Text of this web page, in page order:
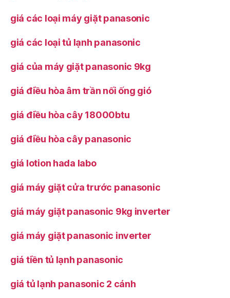
giá các loại máy giặt panasonic
giá các loại tủ lạnh panasonic
giá của máy giặt panasonic 9kg
giá điều hòa âm trần nối ống gió
giá điều hòa cây 18000btu
giá điều hòa cây panasonic
giá lotion hada labo
giá máy giặt cửa trước panasonic
giá máy giặt panasonic 9kg inverter
giá máy giặt panasonic inverter
giá tiền tủ lạnh panasonic
giá tủ lạnh panasonic 2 cánh